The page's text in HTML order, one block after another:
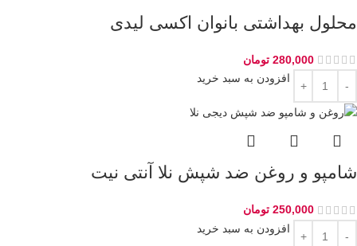
محلول بهداشتی بانوان اکسی لیدی
280,000 تومان
افزودن به سبد خرید
شامپو و روغن ضد شپش نلا آنتی نیت
250,000 تومان
افزودن به سبد خرید